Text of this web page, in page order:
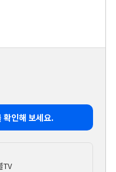
확인해 보세요.
TV